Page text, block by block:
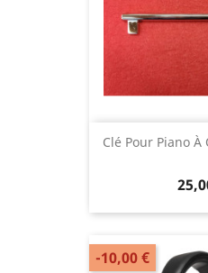
Clé Pour Piano À
-10,00 €